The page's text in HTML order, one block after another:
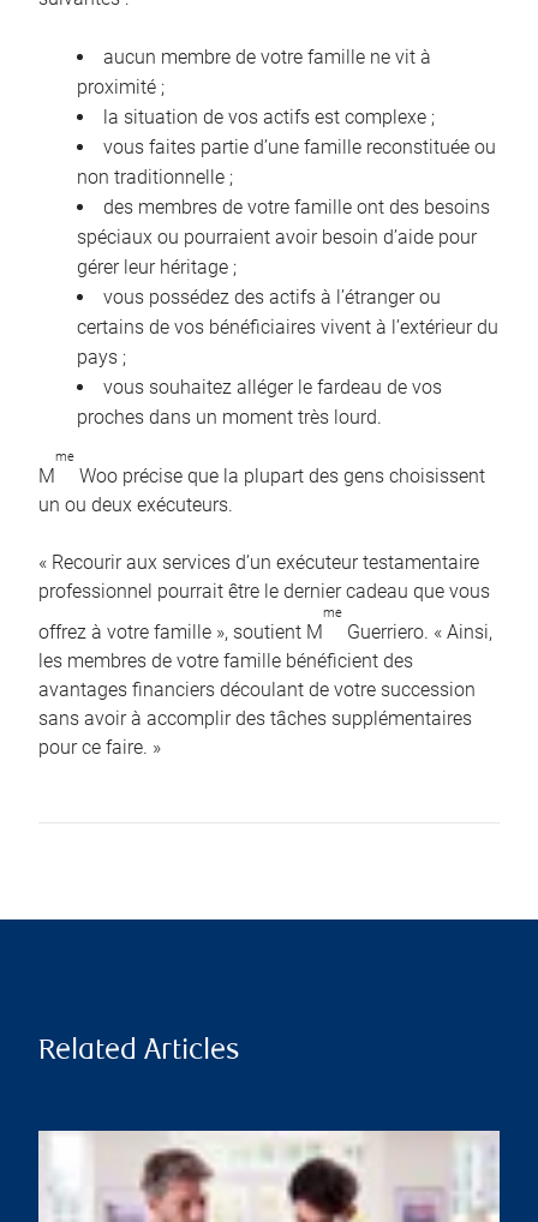
aucun membre de votre famille ne vit à
proximité ;
la situation de vos actifs est complexe ;
vous faites partie d’une famille reconstituée ou
non traditionnelle ;
des membres de votre famille ont des besoins
spéciaux ou pourraient avoir besoin d’aide pour
gérer leur héritage ;
vous possédez des actifs à l’étranger ou
certains de vos bénéficiaires vivent à l’extérieur du
pays ;
vous souhaitez alléger le fardeau de vos
proches dans un moment très lourd.
M
me
Woo précise que la plupart des gens choisissent
un ou deux exécuteurs.
« Recourir aux services d’un exécuteur testamentaire
professionnel pourrait être le dernier cadeau que vous
offrez à votre famille », soutient M
me
Guerriero. « Ainsi,
les membres de votre famille bénéficient des
avantages financiers découlant de votre succession
sans avoir à accomplir des tâches supplémentaires
pour ce faire. »
Related Articles